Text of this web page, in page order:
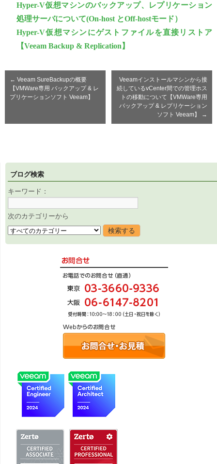
Hyper-V仮想マシンのバックアップ、レプリケーション
処理サーバについて(On-host とOff-hostモード）
Hyper-V仮想マシンにゲストファイルを直接リストア
【Veeam Backup & Replication】
← Veeam SureBackupの概要
【VMWare専用 バックアップ & レ
プリケーションソフト Veeam】
Veeamインストールマシンから接
続しているvCenter間での管理ホス
トの移動について【VMWare専用
バックアップ & レプリケーション
ソフト Veeam】
→
ブログ検索
キーワード：
次のカテゴリーから